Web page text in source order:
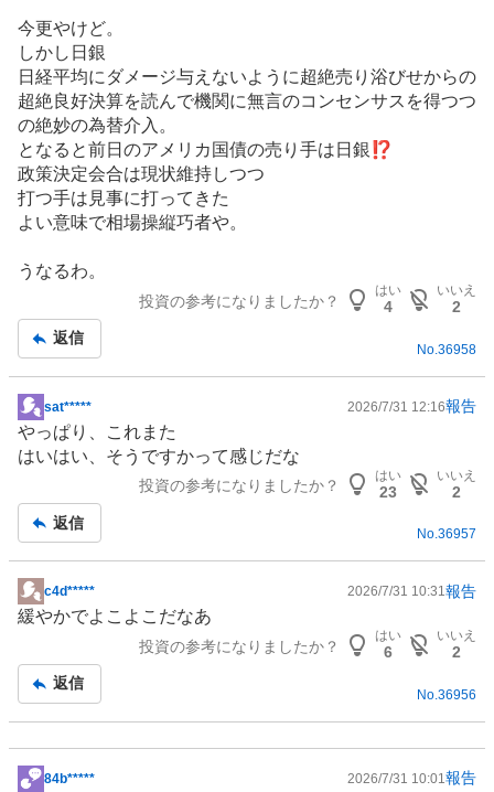
今更やけど。
しかし日銀
日経平均にダメージ与えないように超絶売り浴びせからの
超絶良好決算を読んで機関に無言のコンセンサスを得つつ
の絶妙の為替介入。
となると前日のアメリカ国債の売り手は日銀⁉
政策決定会合は現状維持しつつ
打つ手は見事に打ってきた
よい意味で相場操縦巧者や。
うなるわ。
投資の参考になりましたか？
はい
4
いいえ
2
返信
No. 36958
掲
示
板
sat***** 2026/7/31 12:16報告
やっぱり、これまた
はいはい、そうですかって感じだな
投資の参考になりましたか？
はい
23
いいえ
2
返信
No.36957
掲
示
事
c4d***** 2026/7/31 10:31報告
緩やかでよこよこだなあ
投資の参考になりましたか？
はい
6
いいえ
2
返信
No. 36956
84b***** 2026/7/31 10:01 報告